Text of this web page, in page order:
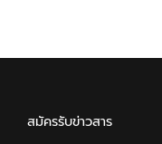
สมัครรับข่าวสาร